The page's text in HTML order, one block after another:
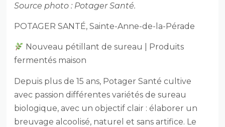
Source photo : Potager Santé.
POTAGER SANTÉ, Sainte-Anne-de-la-Pérade
Nouveau pétillant de sureau | Produits
fermentés maison
Depuis plus de 15 ans, Potager Santé cultive
avec passion différentes variétés de sureau
biologique, avec un objectif clair : élaborer un
breuvage alcoolisé, naturel et sans artifice. Le